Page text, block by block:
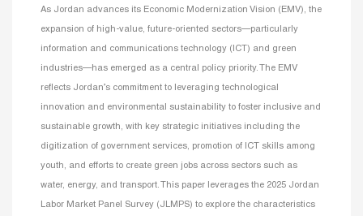
As Jordan advances its Economic Modernization Vision (EMV), the
expansion of high-value, future-oriented sectors—particularly
information and communications technology (ICT) and green
industries—has emerged as a central policy priority. The EMV
reflects Jordan’s commitment to leveraging technological
innovation and environmental sustainability to foster inclusive and
sustainable growth, with key strategic initiatives including the
digitization of government services, promotion of ICT skills among
youth, and efforts to create green jobs across sectors such as
water, energy, and transport. This paper leverages the 2025 Jordan
Labor Market Panel Survey (JLMPS) to explore the characteristics